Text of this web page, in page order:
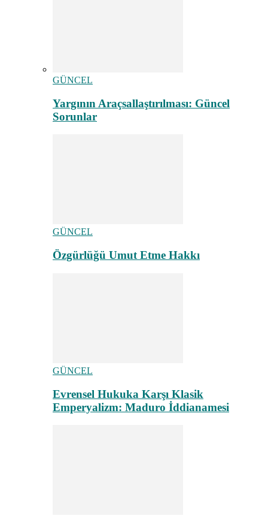
GÜNCEL
Yargının Araçsallaştırılması: Güncel
Sorunlar
GÜNCEL
Özgürlüğü Umut Etme Hakkı
GÜNCEL
Evrensel Hukuka Karşı Klasik
Emperyalizm: Maduro İddianamesi